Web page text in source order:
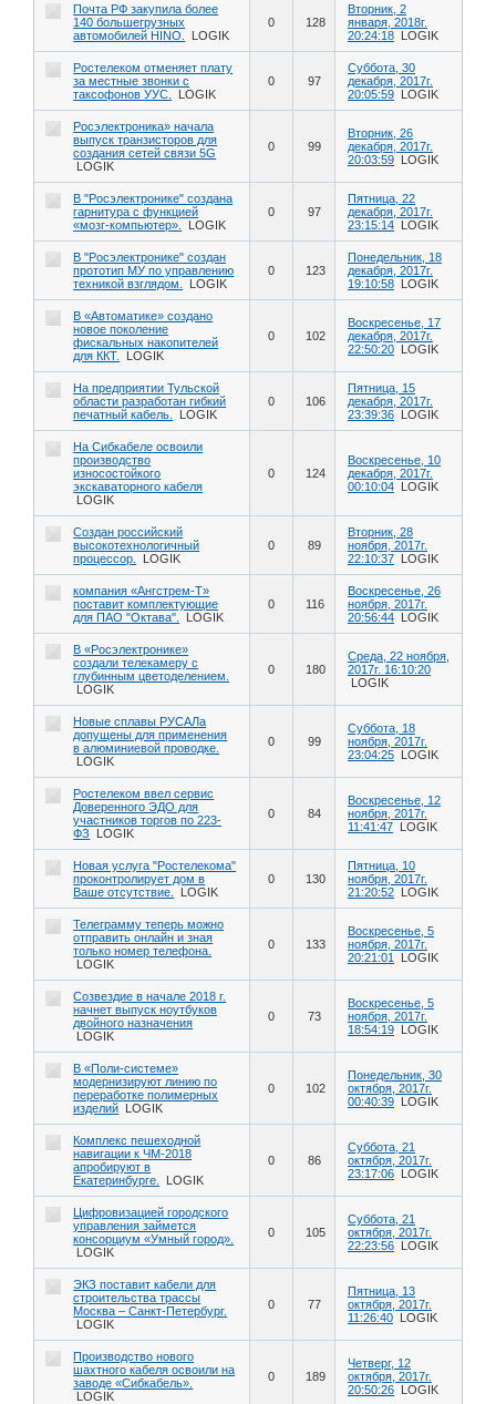
Почта РФ закупила более
140 большегрузных
автомобилей HINO.
LOGIK
0 128
Вторник, 2
января, 2018г.
20:24:18 LOGIK
Ростелеком отменяет плату
за местные звонки с
таксофонов УУС.
LOGIK
0 97
Суббота, 30
декабря, 2017г.
20:05:59 LOGIK
Росэлектроника» начала
выпуск транзисторов для
создания сетей связи 5G
LOGIK
0 99
Вторник, 26
декабря, 2017г.
20:03:59 LOGIK
В "Росэлектронике" создана
гарнитура с функцией
«мозг-компьютер».
LOGIK
0 97
Пятница, 22
декабря, 2017г.
23:15:14 LOGIK
В "Росэлектронике" создан
прототип МУ по управлению
техникой взглядом.
LOGIK
0 123
Понедельник, 18
декабря, 2017г.
19:10:58 LOGIK
В «Автоматике» создано
новое поколение
фискальных накопителей
для ККТ.
LOGIK
0 102
Воскресенье, 17
декабря, 2017г.
22:50:20 LOGIK
На предприятии Тульской
области разработан гибкий
печатный кабель.
LOGIK
0 106
Пятница, 15
декабря, 2017г.
23:39:36 LOGIK
На Сибкабеле освоили
производство
износостойкого
экскаваторного кабеля
LOGIK
0 124
Воскресенье, 10
декабря, 2017г.
00:10:04 LOGIK
Создан российский
высокотехнологичный
процессор.
LOGIK
0 89
Вторник, 28
ноября, 2017г.
22:10:37 LOGIK
компания «Ангстрем-Т»
поставит комплектующие
для ПАО "Октава".
LOGIK
0 116
Воскресенье, 26
ноября, 2017г.
20:56:44 LOGIK
В «Росэлектронике»
создали телекамеру с
глубинным цветоделением.
LOGIK
0 180
Среда, 22 ноября,
2017г. 16:10:20
LOGIK
Новые сплавы РУСАЛа
допущены для применения
в алюминиевой проводке.
LOGIK
0 99
Суббота, 18
ноября, 2017г.
23:04:25 LOGIK
Ростелеком ввел сервис
Доверенного ЭДО для
участников торгов по 223-
ФЗ
LOGIK
0 84
Воскресенье, 12
ноября, 2017г.
11:41:47 LOGIK
Новая услуга "Ростелекома"
проконтролирует дом в
Ваше отсутствие.
LOGIK
0 130
Пятница, 10
ноября, 2017г.
21:20:52 LOGIK
Телеграмму теперь можно
отправить онлайн и зная
только номер телефона.
LOGIK
0 133
Воскресенье, 5
ноября, 2017г.
20:21:01
LOGIK
Созвездие в начале 2018 г.
начнет выпуск ноутбуков
двойного назначения
LOGIK
0 73
Воскресенье, 5
ноября, 2017г.
18:54:19 LOGIK
В «Поли-системе»
модернизируют линию по
переработке полимерных
изделий LOGIK
0 102
Понедельник, 30
октября, 2017г.
00:40:39 LOGIK
Комплекс пешеходной
навигации к ЧМ-2018
апробируют в
Екатеринбурге.
LOGIK
0 86
Суббота, 21
октября, 2017г.
23:17:06 LOGIK
Цифровизацией городского
управления займется
консорциум «Умный город».
LOGIK
0 105
Суббота, 21
октября, 2017г.
22:23:56 LOGIK
ЭКЗ поставит кабели для
строительства трассы
Москва – Санкт-Петербург.
LOGIK
0 77
Пятница, 13
октября, 2017г.
11:26:40 LOGIK
Производство нового
шахтного кабеля освоили на
заводе «Сибкабель».
LOGIK
0 189
Четверг, 12
октября, 2017г.
20:50:26 LOGIK